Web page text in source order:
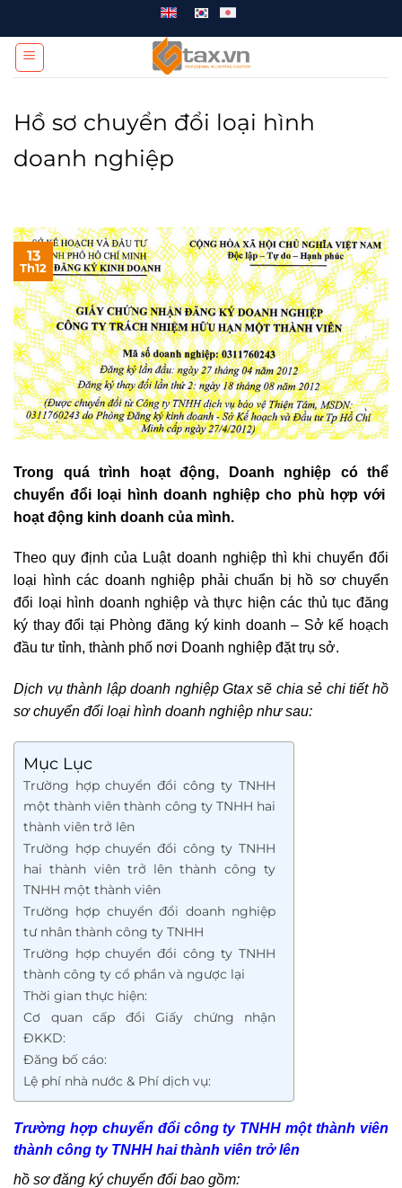
đến
dung
Hồ sơ chuyển đổi loại hình
doanh nghiệp
13
Th12
Trong quá trình hoạt động, Doanh nghiệp có thể
chuyển đổi loại hình doanh nghiệp cho phù hợp với
hoạt động kinh doanh của mình.
Theo quy định của Luật doanh nghiệp thì khi chuyển đổi
loại hình các doanh nghiệp phải chuẩn bị hồ sơ chuyển
đổi loại hình doanh nghiệp và thực hiện các thủ tục đăng
ký thay đổi tại Phòng đăng ký kinh doanh – Sở kế hoạch
đầu tư tỉnh, thành phố nơi Doanh nghiệp đặt trụ sở.
Dịch vụ thành lập doanh nghiệp Gtax sẽ chia sẻ chi tiết hồ
sơchuyển đổi loại hình doanh nghiệp như sau:
Mục Lục
Trường hợp chuyển đổi công ty TNHH
một thành viên thành công ty TNHH hai
thành viên trở lên
Trường hợp chuyển đổi công ty TNHH
hai thành viên trở lên thành công ty
TNHH một thành viên
Trường hợp chuyển đổi doanh nghiệp
tư nhân thành công ty TNHH
Trường hợp chuyển đổi công ty TNHH
thành công ty cổ phần và ngược lại
Thời gian thực hiện:
Cơ quan cấp đổi Giấy chứng nhận
ĐKKD:
Đăng bố cáo:
Lệ phí nhà nước & Phí dịch vụ:
Trường hợp chuyển đổi công ty TNHH một thành viên
thành công ty TNHH hai thành viên trở lên
hồ sơ đăng ký chuyển đổi bao gồm: